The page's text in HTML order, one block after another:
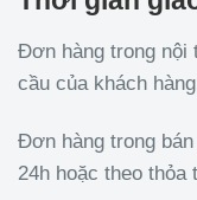
Đơn hàng trong nội
cầu của khách
Đơn hàng trong
24h hoặc theo thỏa